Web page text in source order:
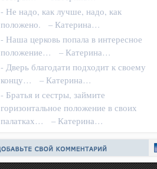
- Не надо, как лучше, надо, как
положено. – Катерина…
- Наша церковь попала в интересное
положение… – Катерина…
- Дверь благодати подходит к своему
концу… – Катерина…
- Братья и сестры, займите
горизонтальное положение в своих
палатках… – Катерина…